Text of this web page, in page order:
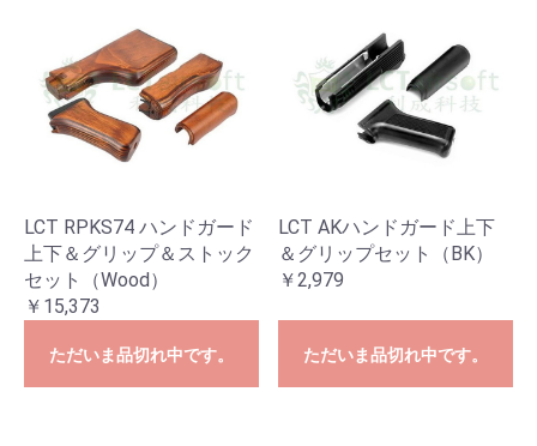
LCT RPKS74 ハンドガード
上下＆グリップ＆ストック
セット（Wood）
￥15,373
ただいま品切れ中です。
LCT AKハンドガード上下
＆グリップセット（BK）
￥2,979
ただいま品切れ中です。